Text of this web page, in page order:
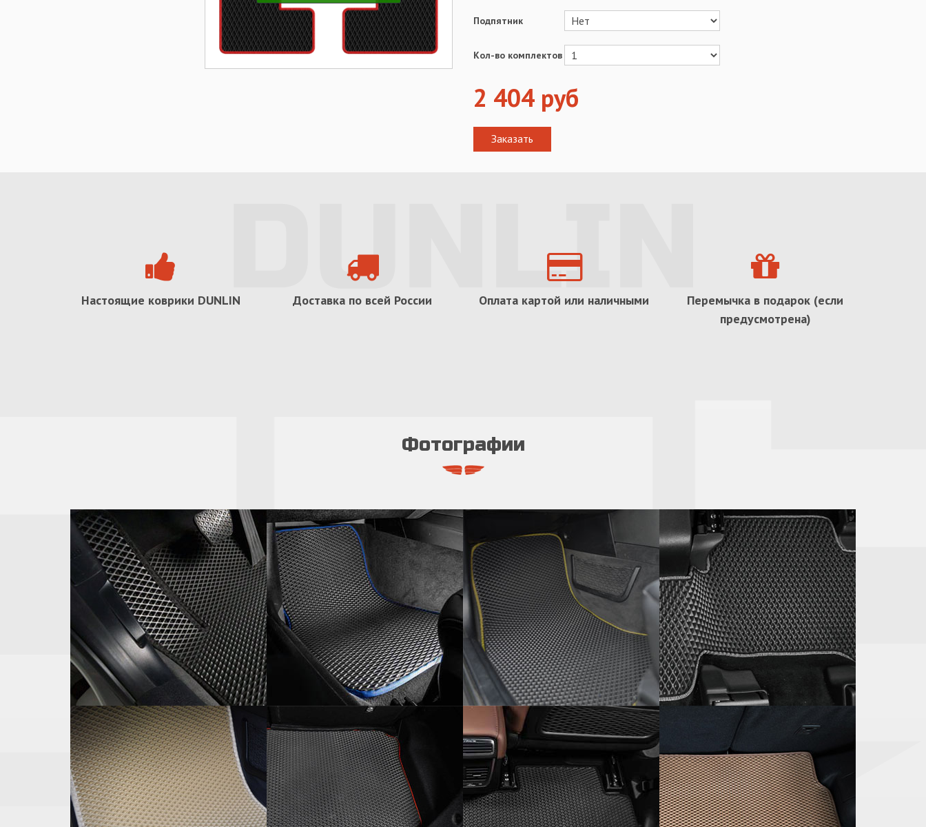
Подпятник
Кол-во комплектов
2 404 руб
Настоящие коврики DUNLIN Доставка по всей России Оплата картой или наличными
Перемычка в подарок (если
предусмотрена)
Фотографии